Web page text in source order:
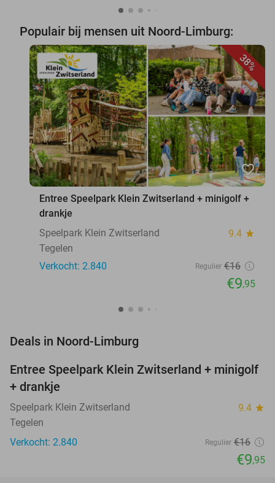
Populair bij mensen uit Noord-Limburg:
38%
favorite_border
Entree Speelpark Klein Zwitserland + minigolf +
drankje
Speelpark Klein Zwitserland
9.4 star
Tegelen
Verkocht: 2.840
Regulier €16
€9,95
Deals in Noord-Limburg
38%
Entree Speelpark Klein Zwitserland + minigolf
+ drankje
Speelpark Klein Zwitserland 9.4 star
Tegelen
Verkocht: 2.840
Regulier €16
€9,95